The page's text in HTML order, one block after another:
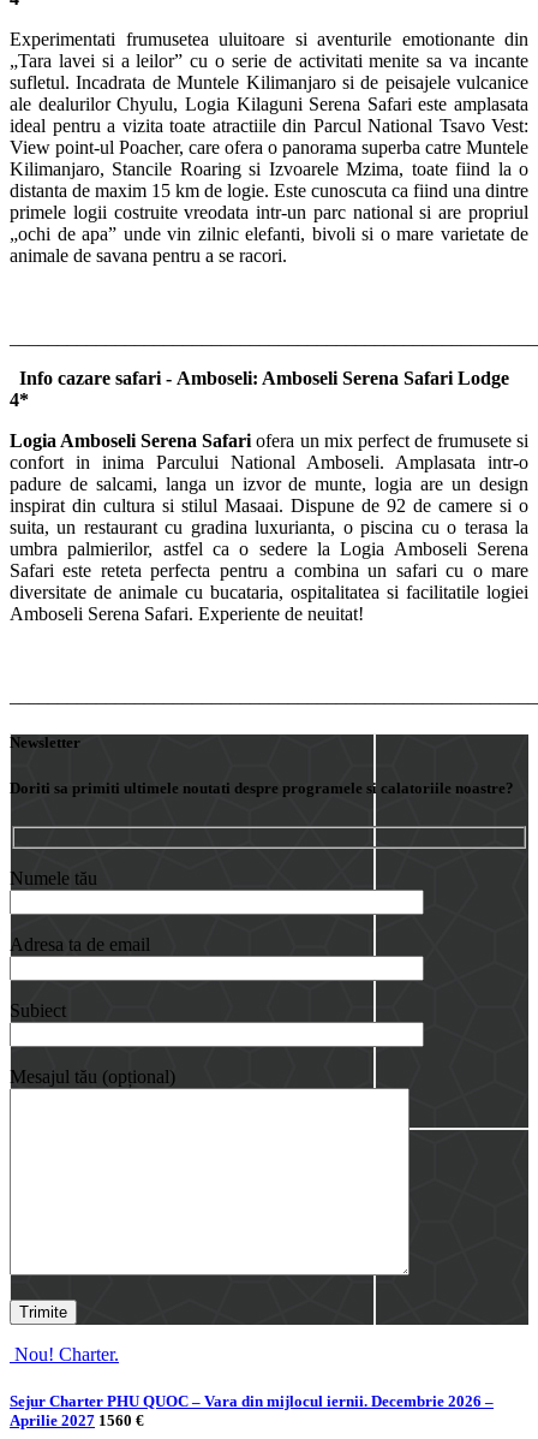
Experimentati frumusetea uluitoare si aventurile emotionante din
„Tara lavei si a leilor” cu o serie de activitati menite sa va incante
sufletul. Incadrata de Muntele Kilimanjaro si de peisajele vulcanice
ale dealurilor Chyulu, Logia Kilaguni Serena Safari este amplasata
ideal pentru a vizita toate atractiile din Parcul National Tsavo Vest:
View point-ul Poacher, care ofera o panorama superba catre Muntele
Kilimanjaro, Stancile Roaring si Izvoarele Mzima, toate fiind la o
distanta de maxim 15 km de logie. Este cunoscuta ca fiind una dintre
primele logii costruite vreodata intr-un parc national si are propriul
„ochi de apa” unde vin zilnic elefanti, bivoli si o mare varietate de
animale de savana pentru a se racori.
Info cazare safari - Amboseli: Amboseli Serena Safari Lodge
4*
Logia Amboseli Serena Safari ofera un mix perfect de frumusete si
confort in inima Parcului National Amboseli. Amplasata intr-o
padure de salcami, langa un izvor de munte, logia are un design
inspirat din cultura si stilul Masaai. Dispune de 92 de camere si o
suita, un restaurant cu gradina luxurianta, o piscina cu o terasa la
umbra palmierilor, astfel ca o sedere la Logia Amboseli Serena
Safari este reteta perfecta pentru a combina un safari cu o mare
diversitate de animale cu bucataria, ospitalitatea si facilitatile logiei
Amboseli Serena Safari. Experiente de neuitat!
Newsletter
Doriti sa primiti ultimele noutati despre programele si calatoriile noastre?
Numele tău
Adresa ta de email
Subiect
Mesajul tău (opțional)
Nou! Charter.
Sejur Charter PHU QUOC – Vara din mijlocul iernii. Decembrie 2026 –
Aprilie 2027 1560 €